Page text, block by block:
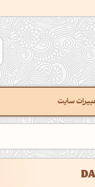
سایت